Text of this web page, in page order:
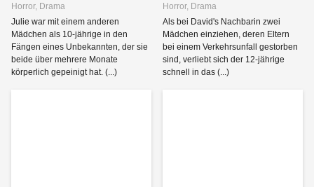
Horror, Drama
Julie war mit einem anderen
Mädchen als 10-jährige in den
Fängen eines Unbekannten, der sie
beide über mehrere Monate
körperlich gepeinigt hat. (...)
Horror, Drama
Als bei David's Nachbarin zwei
Mädchen einziehen, deren Eltern
bei einem Verkehrsunfall gestorben
sind, verliebt sich der 12-jährige
schnell in das (...)